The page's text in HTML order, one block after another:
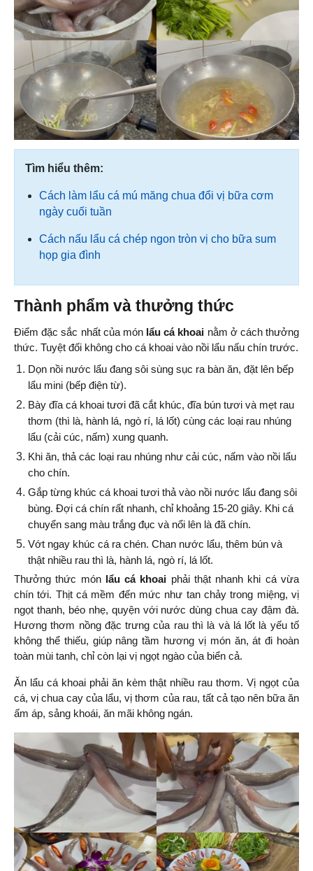
Tìm hiểu thêm:
Cách làm lẩu cá mú măng chua đổi vị bữa cơm
ngày cuối tuần
Cách nấu lẩu cá chép ngon tròn vị cho bữa sum
họp gia đình
Thành phẩm và thưởng thức
Điểm đặc sắc nhất của món lẩu cá khoai nằm ở cách thưởng
thức. Tuyệt đối không cho cá khoai vào nồi lẩu nấu chín trước.
Dọn nồi nước lẩu đang sôi sùng sục ra bàn ăn, đặt lên bếp
lẩu mini (bếp điện từ).
Bày đĩa cá khoai tươi đã cắt khúc, đĩa bún tươi và mẹt rau
thơm (thì là, hành lá, ngò rí, lá lốt) cùng các loại rau nhúng
lẩu (cải cúc, nấm) xung quanh.
Khi ăn, thả các loại rau nhúng như cải cúc, nấm vào nồi lẩu
cho chín.
Gắp từng khúc cá khoai tươi thả vào nồi nước lẩu đang sôi
bùng. Đợi cá chín rất nhanh, chỉ khoảng 15-20 giây. Khi cá
chuyển sang màu trắng đục và nổi lên là đã chín.
Vớt ngay khúc cá ra chén. Chan nước lẩu, thêm bún và
thật nhiều rau thì là, hành lá, ngò rí, lá lốt.
Thưởng thức món
lẩu cá khoai phải thật nhanh khi cá vừa
chín tới. Thịt cá mềm đến mức như tan chảy trong miệng, vị
ngọt thanh, béo nhẹ, quyện với nước dùng chua cay đậm đà.
Hương thơm nồng đặc trưng của rau thì là và lá lốt là yếu tố
không thể thiếu, giúp nâng tầm hương vị món ăn, át đi hoàn
toàn mùi tanh, chỉ còn lại vị ngọt ngào của biển cả.
Ăn lẩu cá khoai phải ăn kèm thật nhiều rau thơm. Vị ngọt của
cá, vị chua cay của lẩu, vị thơm của rau, tất cả tạo nên bữa ăn
ấm áp, sảng khoái, ăn mãi không ngán.